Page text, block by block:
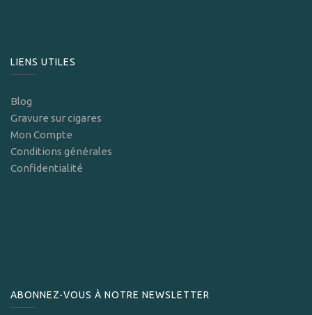
LIENS UTILES
Blog
Gravure sur cigares
Mon Compte
Conditions générales
Confidentialité
ABONNEZ-VOUS À NOTRE NEWSLETTER